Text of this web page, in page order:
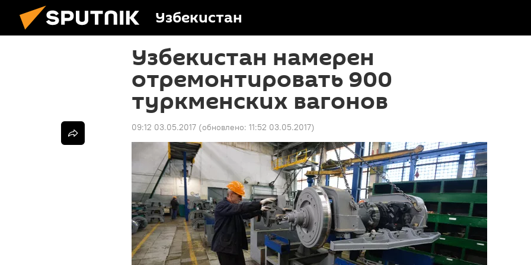
Узбекистан
Узбекистан намерен
отремонтировать 900
туркменских вагонов
09:12 03.05.2017 (обновлено: 11:52 03.05.2017)